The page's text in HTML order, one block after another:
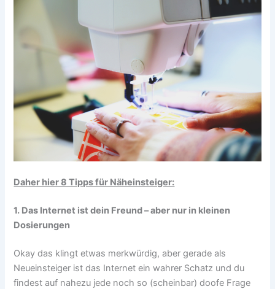
Daher hier 8 Tipps für Näheinsteiger:
1. Das Internet ist dein Freund – aber nur in kleinen
Dosierungen
Okay das klingt etwas merkwürdig, aber gerade als
Neueinsteiger ist das Internet ein wahrer Schatz und du
findest auf nahezu jede noch so (scheinbar) doofe Frage